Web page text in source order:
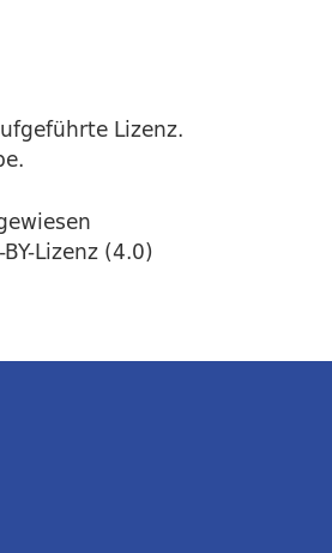
Lizenz.
Lizenz (4.0)